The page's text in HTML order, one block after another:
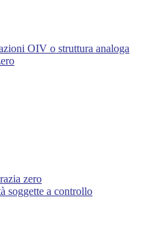
OIV o struttura analoga
zero
soggette a controllo